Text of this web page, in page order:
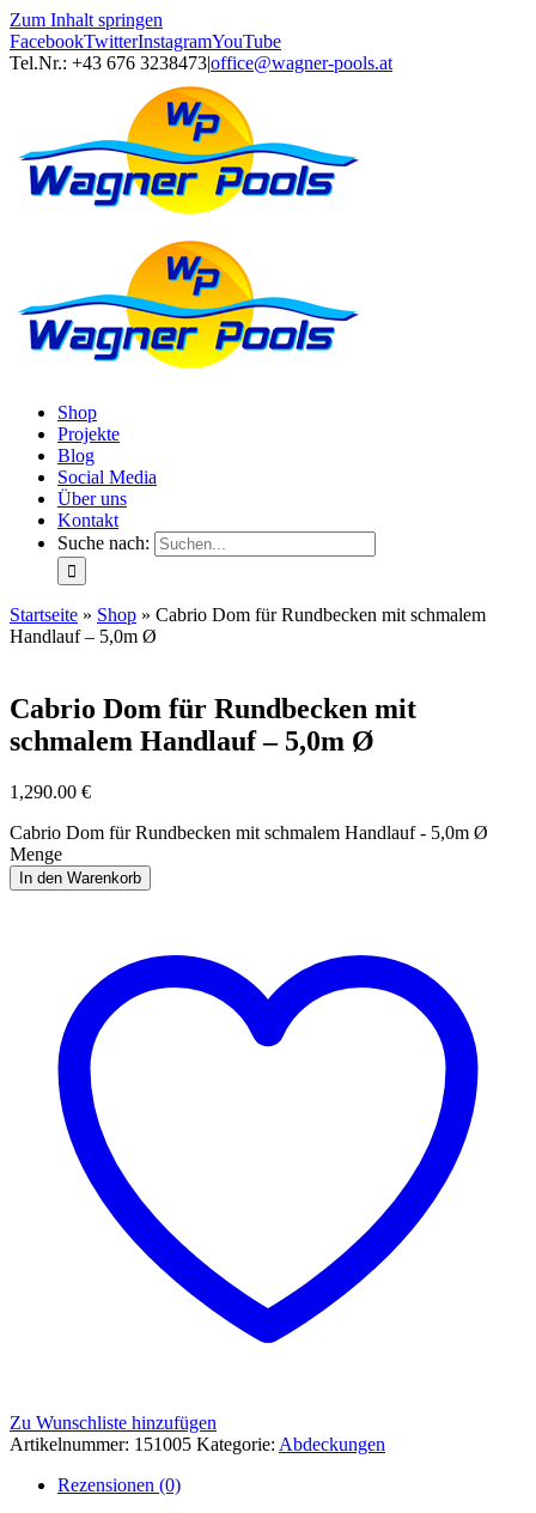
Zum Inhalt springen
FacebookTwitterInstagramYouTube
Tel.Nr.: +43 676 3238473|office@wagner-pools.at
Shop
Projekte
Blog
Social Media
Über uns
Kontakt
Suche nach:
Startseite » Shop » Cabrio Dom für Rundbecken mit schmalem
Handlauf – 5,0m Ø
Cabrio Dom für Rundbecken mit
schmalem Handlauf – 5,0m Ø
1,290.00 €
Cabrio Dom für Rundbecken mit schmalem Handlauf - 5,0m Ø
Menge
In den Warenkorb
Zu Wunschliste hinzufügen
Artikelnummer: 151005 Kategorie: Abdeckungen
Rezensionen (0)